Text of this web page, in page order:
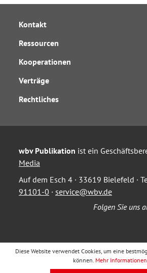
Kontakt
Ressourcen
Kooperationen
Verträge
Rechtliches
wbv Publikation ist ein
Media
Auf dem Esch 4 · 33619 Bielefeld ·
91101-0 · service@wbv.de
Folgen Sie uns
Diese Website verwendet Cookies, um eine
können. Mehr